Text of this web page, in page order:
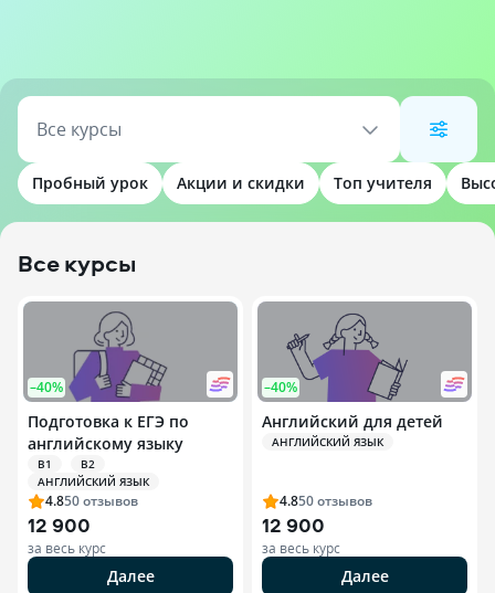
Все курсы
Пробный урок Акции и скидки Топ учителя
Все курсы
–40%
Подготовка к ЕГЭ по
английскому языку
B1
B2
АНГЛИЙСКИЙ ЯЗЫК
4.850отзывов
12 900
за весь курс
Далее
–40%
Английский для детей
АНГЛИЙСКИЙ ЯЗЫК
4.850отзывов
12 900
за весь курс
Далее